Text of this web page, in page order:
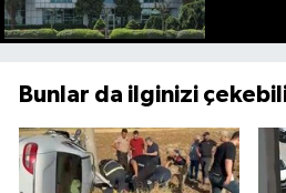
Bunlar da ilginizi